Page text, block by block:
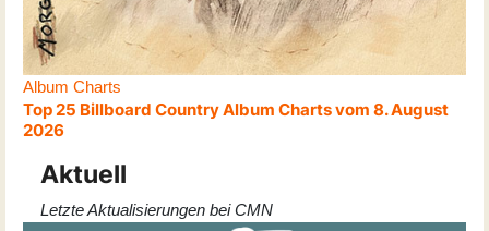
Album Charts
Top 25 Billboard Country Album Charts vom 8. August
2026
Aktuell
Letzte Aktualisierungen bei CMN